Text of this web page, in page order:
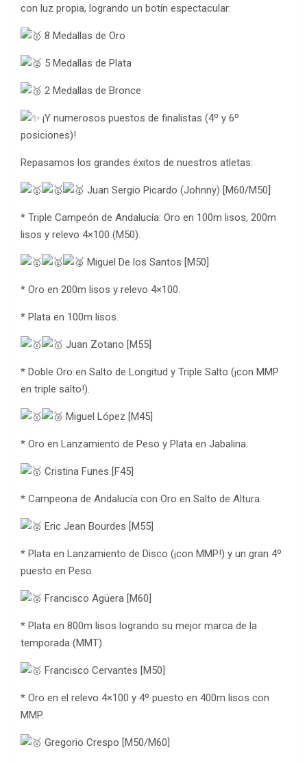
con luz propia, logrando un botín espectacular:
8 Medallas de Oro
5 Medallas de Plata
2 Medallas de Bronce
¡Y numerosos puestos de finalistas (4º y 6º
posiciones)!
Repasamos los grandes éxitos de nuestros atletas:
Juan Sergio Picardo (Johnny) [M60/M50]
* Triple Campeón de Andalucía: Oro en 100m lisos, 200m
lisos y relevo 4×100 (M50).
Miguel De los Santos [M50]
* Oro en 200m lisos y relevo 4×100.
* Plata en 100m lisos.
Juan Zotano [M55]
* Doble Oro en Salto de Longitud y Triple Salto (¡con MMP
en triple salto!).
Miguel López [M45]
* Oro en Lanzamiento de Peso y Plata en Jabalina.
Cristina Funes [F45]
* Campeona de Andalucía con Oro en Salto de Altura.
Eric Jean Bourdes [M55]
* Plata en Lanzamiento de Disco (¡con MMP!) y un gran 4º
puesto en Peso.
Francisco Agüera [M60]
* Plata en 800m lisos logrando su mejor marca de la
temporada (MMT).
Francisco Cervantes [M50]
* Oro en el relevo 4×100 y 4º puesto en 400m lisos con
MMP.
Gregorio Crespo [M50/M60]